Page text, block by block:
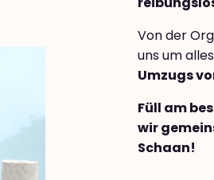
Von der
uns um
Umzugs
Füll am
wir
Schaan!